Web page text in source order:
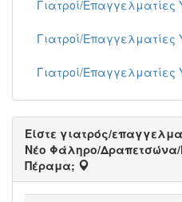
Γιατροί/Επαγγελματίες
Γιατροί/Επαγγελματίες
Γιατροί/
Είστε γιατρός/
Νέο Φάληρο/Δραπετσώνα/
Πέραμα;